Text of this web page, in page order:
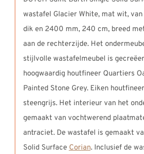
wastafel Glacier White, mat wit,
dik en 2400 mm, 240 cm, breed
aan de rechterzijde. Het
stijlvolle wastafelmeubel is
hoogwaardig houtfineer Quartiers
Painted Stone Grey. Eiken
steengrijs. Het interieur van het
gemaakt van vochtwerend
antraciet. De wastafel is gemaakt
Solid SurfaceCorian. Inclusief de